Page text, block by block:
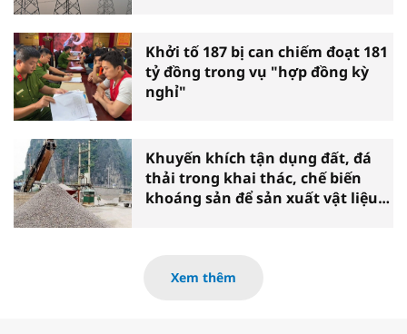
Khởi tố 187 bị can chiếm đoạt 181
tỷ đồng trong vụ "hợp đồng kỳ
nghỉ"
Khuyến khích tận dụng đất, đá
thải trong khai thác, chế biến
khoáng sản để sản xuất vật liệu
Xem thêm